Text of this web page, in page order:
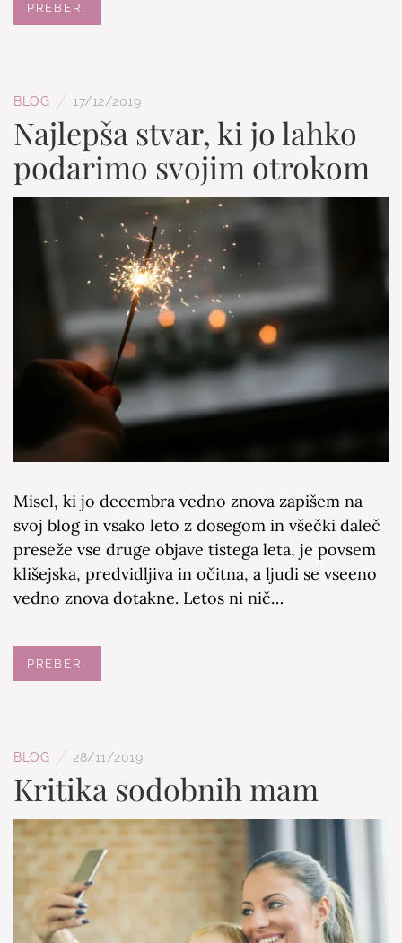
PREBERI
BLOG 17/12/2019
Najlepša stvar, ki jo lahko
podarimo svojim otrokom
Misel, ki jo decembra vedno znova zapišem na
svoj blog in vsako leto z dosegom in všečki daleč
preseže vse druge objave tistega leta, je povsem
klišejska, predvidljiva in očitna, a ljudi se vseeno
vedno znova dotakne. Letos ni nič…
PREBERI
BLOG 28/11/2019
Kritika sodobnih mam